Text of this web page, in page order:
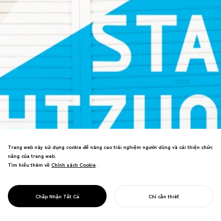
ON STAGE
SHIZUOKA
lược cho điểm đến nghệ thuật biểu diễn
Trang web này sử dụng cookie để nâng cao trải nghiệm người dùng và cải thiện chức
năng của trang web.
Tìm hiểu thêm về Chính sách Cookie
Chính sách Cookie .
Chấp Nhận Tất Cả Chỉ cần thiết